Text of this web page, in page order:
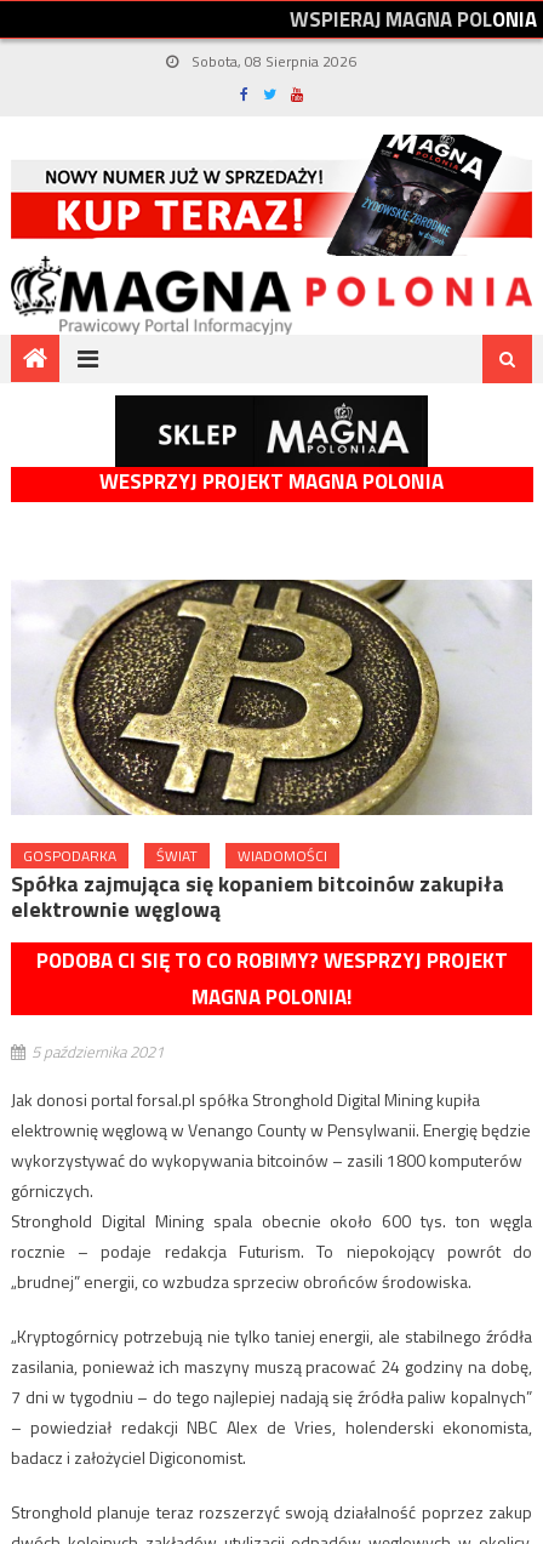
WSPIERAJMAGNAPOLONIA
Sobota, 08 Sierpnia 2026
WESPRZYJ PROJEKT MAGNA POLONIA
GOSPODARKA ŚWIAT WIADOMOŚCI
Spółka zajmująca się kopaniem bitcoinów zakupiła
elektrownie węglową
PODOBA CI SIĘ TO CO ROBIMY? WESPRZYJ PROJEKT
MAGNA POLONIA!
5 października 2021
Jak donosi portal forsal.pl spółka Stronghold Digital Mining kupiła
elektrownię węglową w Venango County w Pensylwanii. Energię będzie
wykorzystywać do wykopywania bitcoinów – zasili 1800 komputerów
górniczych.
Stronghold Digital Mining spala obecnie około 600 tys. ton węgla
rocznie – podaje redakcja Futurism. To niepokojący powrót do
„brudnej” energii, co wzbudza sprzeciw obrońców środowiska.
„Kryptogórnicy potrzebują nie tylko taniej energii, ale stabilnego źródła
zasilania, ponieważ ich maszyny muszą pracować 24 godziny na dobę,
7 dni w tygodniu – do tego najlepiej nadają się źródła paliw kopalnych”
– powiedział redakcji NBC Alex de Vries, holenderski ekonomista,
badacz i założyciel Digiconomist.
Stronghold planuje teraz rozszerzyć swoją działalność poprzez zakup